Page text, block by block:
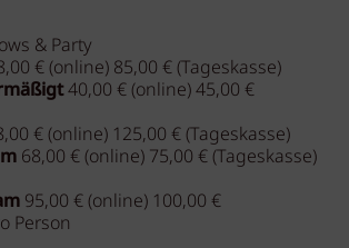
& Party
€ (online) 85,00 € (Tageskasse)
40,00 € (online) 45,00 €
€ (online) 125,00 € (Tageskasse)
68,00 € (online) 75,00 € (Tageskasse)
95,00 € (online) 100,00 €
Person